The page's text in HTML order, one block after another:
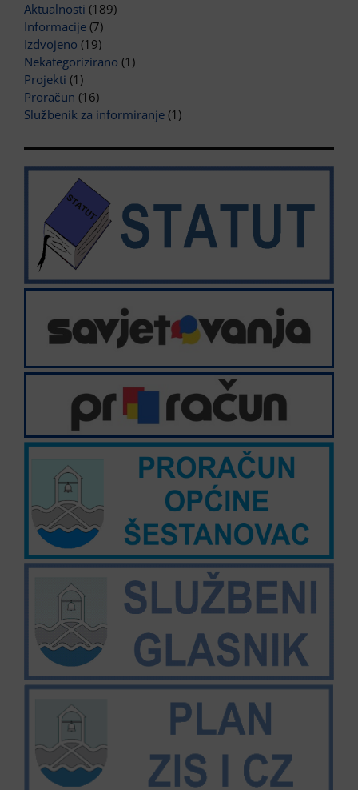
Aktualnosti (189)
Informacije (7)
Izdvojeno (19)
Nekategorizirano (1)
Projekti (1)
Proračun (16)
Službenik za informiranje (1)